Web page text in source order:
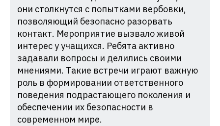
они столкнутся с попытками вербовки,
позволяющий безопасно разорвать
контакт. Мероприятие вызвало живой
интерес у учащихся. Ребята активно
задавали вопросы и делились своими
мнениями. Такие встречи играют важную
роль в формировании ответственного
поведения подрастающего поколения и
обеспечении их безопасности в
современном мире.